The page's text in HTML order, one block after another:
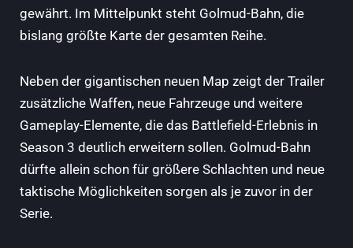
gewährt. Im Mittelpunkt steht Golmud-Bahn, die
bislang größte Karte der gesamten Reihe.
Neben der gigantischen neuen Map zeigt der Trailer
zusätzliche Waffen, neue Fahrzeuge und weitere
Gameplay-Elemente, die das Battlefield-Erlebnis in
Season 3 deutlich erweitern sollen. Golmud-Bahn
dürfte allein schon für größere Schlachten und neue
taktische Möglichkeiten sorgen als je zuvor in der
Serie.